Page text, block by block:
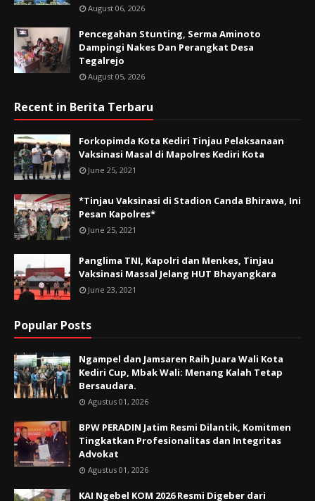
August 06, 2026
Pencegahan Stunting, Serma Aminoto
Dampingi Nakes Dan Perangkat Desa
Tegalrejo
August 05, 2026
Recent in Berita Terbaru
Forkopimda Kota Kediri Tinjau Pelaksanaan
Vaksinasi Masal di Mapolres Kediri Kota
June 25, 2021
*Tinjau Vaksinasi di Stadion Canda Bhirawa, Ini
Pesan Kapolres*
June 25, 2021
Panglima TNI, Kapolri dan Menkes, Tinjau
Vaksinasi Massal Jelang HUT Bhayangkara
June 23, 2021
Popular Posts
Ngampel dan Jamsaren Raih Juara Wali Kota
Kediri Cup, Mbak Wali: Menang Kalah Tetap
Bersaudara.
Agustus 01, 2026
BPW PERADIN Jatim Resmi Dilantik, Komitmen
Tingkatkan Profesionalitas dan Integritas
Advokat
Agustus 01, 2026
KAI Ngebel KOM 2026 Resmi Digeber dari